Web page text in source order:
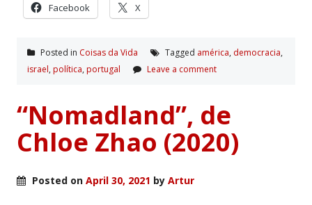
Facebook X
Posted in Coisas da Vida Tagged américa, democracia,
israel, polí­tica, portugal Leave a comment
“Nomadland”, de
Chloe Zhao (2020)
Posted on April 30, 2021 by Artur